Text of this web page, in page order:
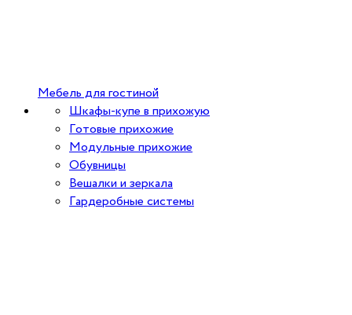
Мебель для гостиной
Шкафы-купе в прихожую
Готовые прихожие
Модульные прихожие
Обувницы
Вешалки и зеркала
Гардеробные системы